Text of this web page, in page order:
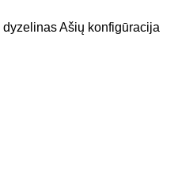
dyzelinasAšių konfigūracija